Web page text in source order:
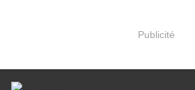
Publicité